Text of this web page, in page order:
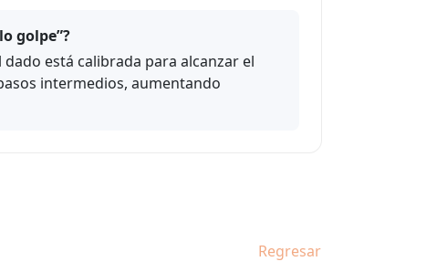
golpe”?
está calibrada para alcanzar el
intermedios, aumentando
Regresar